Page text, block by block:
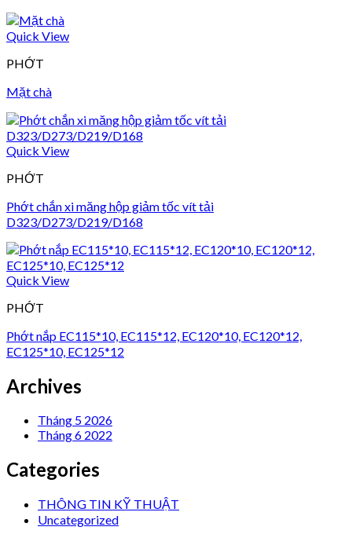
Quick View
PHỚT
Mặt chà
Quick View
PHỚT
Phớt chắn xi măng hộp giảm tốc vít tải
D323/D273/D219/D168
Quick View
PHỚT
Phớt nắp EC115*10, EC115*12, EC120*10, EC120*12,
EC125*10, EC125*12
Archives
Tháng 5 2026
Tháng 6 2022
Categories
THÔNG TIN KỸ THUẬT
Uncategorized